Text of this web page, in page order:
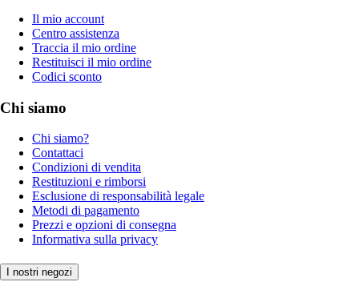
Il mio account
Centro assistenza
Traccia il mio ordine
Restituisci il mio ordine
Codici sconto
Chi siamo
Chi siamo?
Contattaci
Condizioni di vendita
Restituzioni e rimborsi
Esclusione di responsabilità legale
Metodi di pagamento
Prezzi e opzioni di consegna
Informativa sulla privacy
I nostri negozi